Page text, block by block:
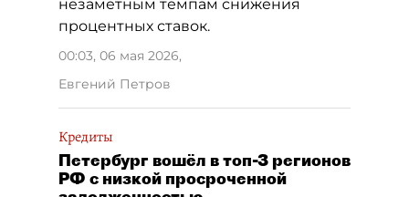
незаметным темпам снижения
процентных ставок.
00:03, 06 мая 2026,
Евгений Петров
Кредиты
Петербург вошёл в топ-3 регионов
РФ с низкой просроченной